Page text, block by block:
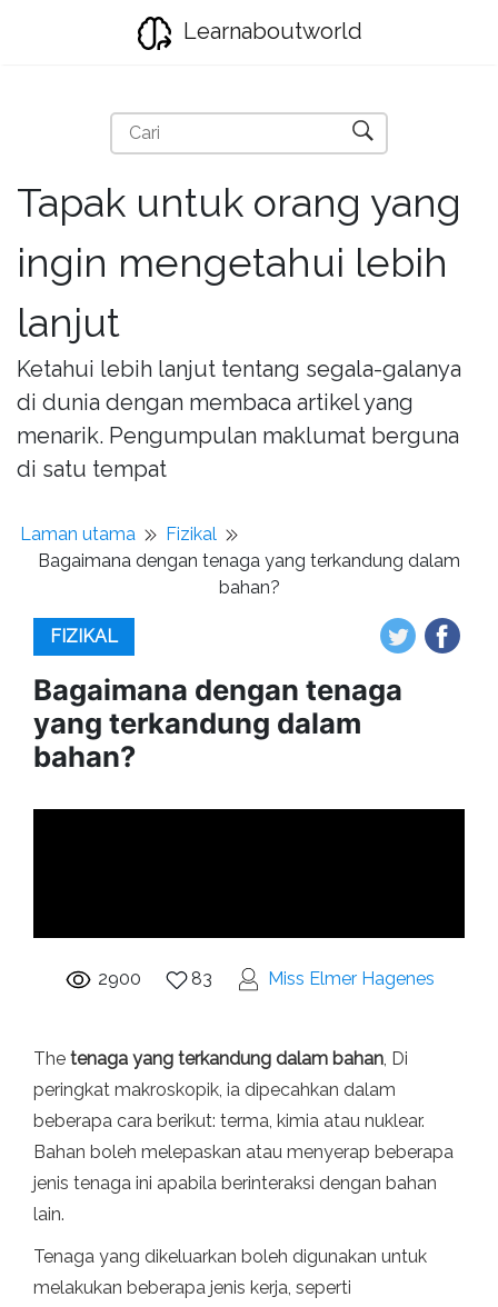
Learnaboutworld
Tapak untuk orang yang
ingin mengetahui lebih
lanjut
Ketahui lebih lanjut tentang segala-galanya
di dunia dengan membaca artikel yang
menarik. Pengumpulan maklumat berguna
di satu tempat
Laman utama
Fizikal
Bagaimana dengan tenaga yang terkandung dalam
bahan?
FIZIKAL
Bagaimana dengan tenaga
yang terkandung dalam
bahan?
2900 83 Miss Elmer Hagenes
The tenaga yang terkandung dalam bahan, Di
peringkat makroskopik, ia dipecahkan dalam
beberapa cara berikut: terma, kimia atau nuklear.
Bahan boleh melepaskan atau menyerap beberapa
jenis tenaga ini apabila berinteraksi dengan bahan
lain.
Tenaga yang dikeluarkan boleh digunakan untuk
melakukan beberapa jenis kerja, seperti